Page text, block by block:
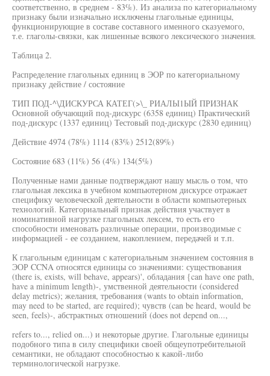
соответственно, в среднем - 83%). Из анализа по категориальному
признаку были изначально исключены глагольные единицы,
функционирующие в составе составного именного сказуемого,
т.е. глаголы-связки, как лишенные всякого лексического значения.
Таблица 2.
Распределение глагольных единиц в ЭОР по категориальному
признаку действие / состояние
ТИП ПОД-^\ДИСКУРСА КАТЕГ(>\_ РИАЛЫ1ЫЙ ПРИЗНАК
Основной обучающий под-дискурс (6358 единиц) Практический
под-дискурс (1337 единиц) Тестовый под-дискурс (2830 единиц)
Действие 4974 (78%) 1114 (83%) 2512(89%)
Состояние 683 (11%) 56 (4%) 134(5%)
Полученные нами данные подтверждают нашу мысль о том, что
глагольная лексика в учебном компьютерном дискурсе отражает
специфику человеческой деятельности в области компьютерных
технологий. Категориальный признак действия участвует в
номинативной нагрузке глагольных лексем, то есть его
способности именовать различные операции, производимые с
информацией - ее созданием, накоплением, передачей и т.п.
К глагольным единицам с категориальным значением состояния в
ЭОР CCNA относятся единицы со значениями: существования
(there is, exists, will behave, appears)', обладания {can have one path,
have a minimum length)-, умственной деятельности (considered
delay metrics); желания, требования (wants to obtain information,
may need to be started, are required); чувств (can be heard, would be
seen, feels)-, абстрактных отношений (does not depend on...,
refers to..., relied on...) и некоторые другие. Глагольные единицы
подобного типа в силу специфики своей общеупотребительной
семантики, не обладают способностью к какой-либо
терминологической нагрузке.